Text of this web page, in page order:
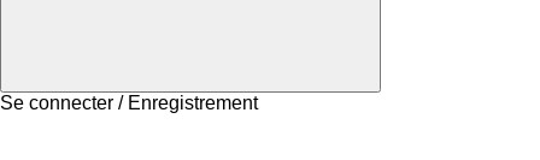
Se connecter / Enregistrement